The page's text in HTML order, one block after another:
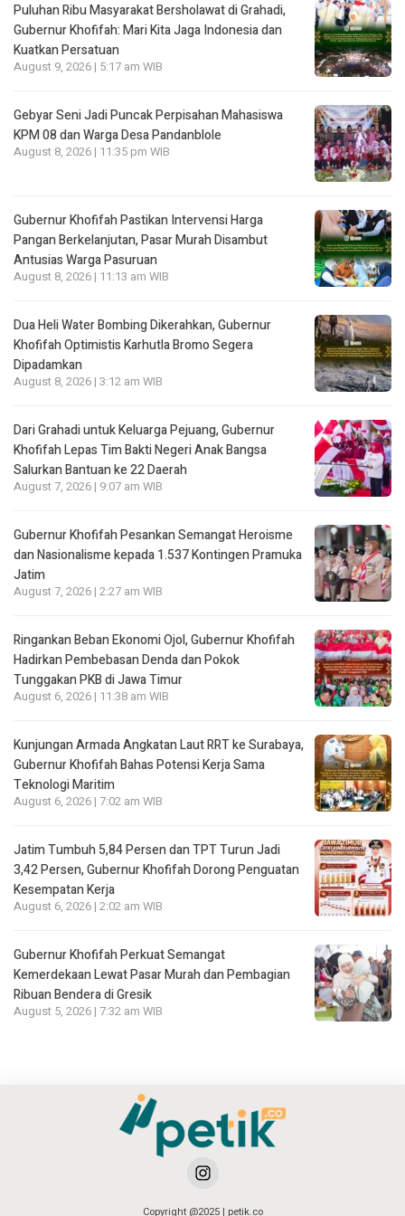
Puluhan Ribu Masyarakat Bersholawat di Grahadi,
Gubernur Khofifah: Mari Kita Jaga Indonesia dan
Kuatkan Persatuan
August 9, 2026 | 5:17 am WIB
Gebyar Seni Jadi Puncak Perpisahan Mahasiswa
KPM 08 dan Warga Desa Pandanblole
August 8, 2026 | 11:35 pm WIB
Gubernur Khofifah Pastikan Intervensi Harga
Pangan Berkelanjutan, Pasar Murah Disambut
Antusias Warga Pasuruan
August 8, 2026 | 11:13 am WIB
Dua Heli Water Bombing Dikerahkan, Gubernur
Khofifah Optimistis Karhutla Bromo Segera
Dipadamkan
August 8, 2026 | 3:12 am WIB
Dari Grahadi untuk Keluarga Pejuang, Gubernur
Khofifah Lepas Tim Bakti Negeri Anak Bangsa
Salurkan Bantuan ke 22 Daerah
August 7, 2026 | 9:07 am WIB
Gubernur Khofifah Pesankan Semangat Heroisme
dan Nasionalisme kepada 1.537 Kontingen Pramuka
Jatim
August 7, 2026 | 2:27 am WIB
Ringankan Beban Ekonomi Ojol, Gubernur Khofifah
Hadirkan Pembebasan Denda dan Pokok
Tunggakan PKB di Jawa Timur
August 6, 2026 | 11:38 am WIB
Kunjungan Armada Angkatan Laut RRT ke Surabaya,
Gubernur Khofifah Bahas Potensi Kerja Sama
Teknologi Maritim
August 6, 2026 | 7:02 am WIB
Jatim Tumbuh 5,84 Persen dan TPT Turun Jadi
3,42 Persen, Gubernur Khofifah Dorong Penguatan
Kesempatan Kerja
August 6, 2026 | 2:02 am WIB
Gubernur Khofifah Perkuat Semangat
Kemerdekaan Lewat Pasar Murah dan Pembagian
Ribuan Bendera di Gresik
August 5, 2026 | 7:32 am WIB
Copyright @2025 | petik.co